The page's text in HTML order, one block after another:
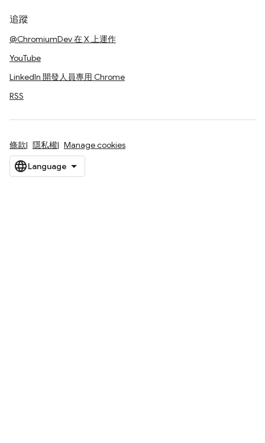
追蹤
@ChromiumDev 在 X 上運作
YouTube
LinkedIn 開發人員專用 Chrome
RSS
條款 隱私權 Manage cookies